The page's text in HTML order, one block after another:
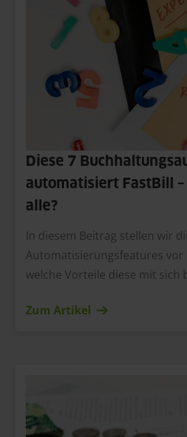
Diese 7
automatisiert FastBill
alle?
In diesem Beitrag stellen wir
Automatisierungsfeatures
welche Vorteile diese mit sich
Zum Artikel